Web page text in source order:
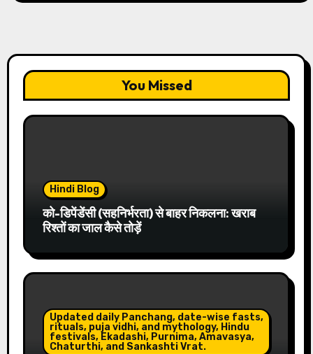
You Missed
Hindi Blog
को-डिपेंडेंसी (सहनिर्भरता) से बाहर निकलना: खराब
रिश्तों का जाल कैसे तोड़ें
Updated daily Panchang, date-wise fasts,
rituals, puja vidhi, and mythology, Hindu
festivals, Ekadashi, Purnima, Amavasya,
Chaturthi, and Sankashti Vrat.